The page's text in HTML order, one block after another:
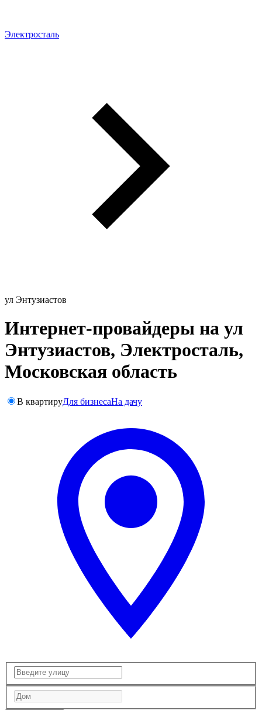
Электросталь
ул Энтузиастов
Интернет-провайдеры на ул
Энтузиастов, Электросталь,
Московская область
В квартируДля бизнесаНа дачу